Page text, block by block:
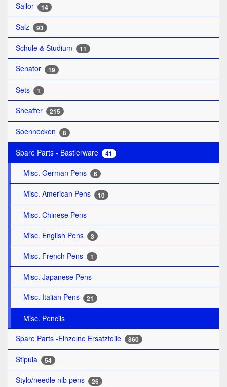
Sailor 14
Salz 93
Schule & Studium 11
Senator 19
Sets 1
Sheaffer 215
Soennecken 8
Spare Parts - Bastlerware 41
Misc. German Pens 6
Misc. American Pens 10
Misc. Chinese Pens
Misc. English Pens
3
Misc. French Pens 1
Misc. Japanese Pens
Misc. Italian Pens
21
Misc. Pencils
Spare Parts -Einzelne Ersatzteile
860
Stipula 54
Stylo/needle nib pens 26